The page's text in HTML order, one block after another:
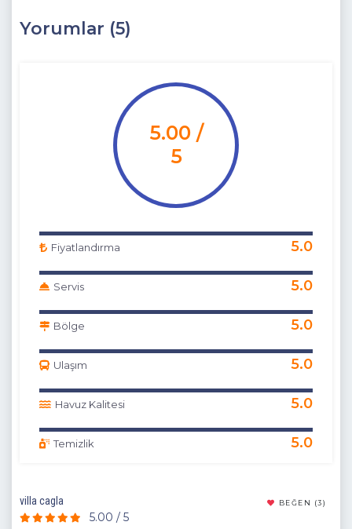
Yorumlar (5)
5.00 /
5
Fiyatlandırma 5.0
Servis 5.0
Bölge 5.0
Ulaşım 5.0
Havuz Kalitesi 5.0
Temizlik 5.0
villa cagla BEĞEN (3)
5.00 / 5